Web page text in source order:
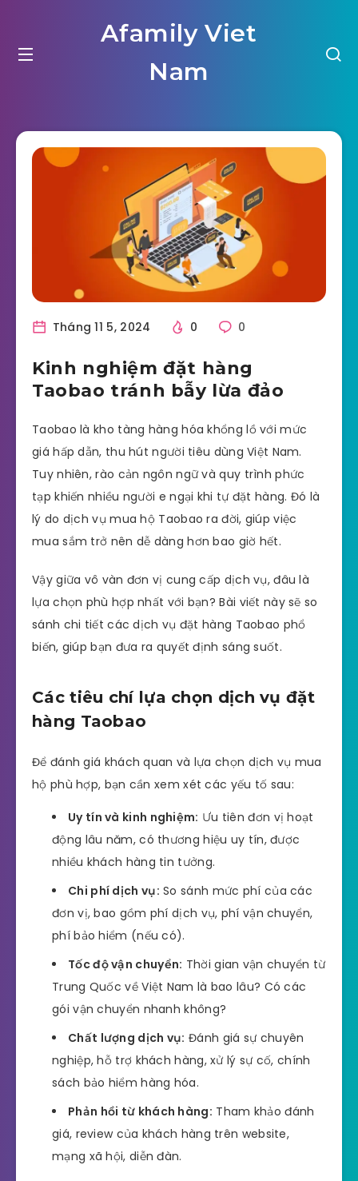
Afamily Viet
Nam
Tháng 11 5, 2024 0 0
Kinh nghiệm đặt hàng
Taobao tránh bẫy lừa đảo
Taobao là kho tàng hàng hóa khổng lồ với mức
giá hấp dẫn, thu hút người tiêu dùng Việt Nam.
Tuy nhiên, rào cản ngôn ngữ và quy trình phức
tạp khiến nhiều người e ngại khi tự đặt hàng. Đó là
lý do dịch vụ mua hộ Taobao ra đời, giúp việc
mua sắm trở nên dễ dàng hơn bao giờ hết.
Vậy giữa vô vàn đơn vị cung cấp dịch vụ, đâu là
lựa chọn phù hợp nhất với bạn? Bài viết này sẽ so
sánh chi tiết các dịch vụ đặt hàng Taobao phổ
biến, giúp bạn đưa ra quyết định sáng suốt.
Các tiêu chí lựa chọn dịch vụ đặt
hàng Taobao
Để đánh giá khách quan và lựa chọn dịch vụ mua
hộ phù hợp, bạn cần xem xét các yếu tố sau:
Uy tín và kinh nghiệm: Ưu tiên đơn vị hoạt
động lâu năm, có thương hiệu uy tín, được
nhiều khách hàng tin tưởng.
Chi phí dịch vụ: So sánh mức phí của các
đơn vị, bao gồm phí dịch vụ, phí vận chuyển,
phí bảo hiểm (nếu có).
Tốc độ vận chuyển: Thời gian vận chuyển từ
Trung Quốc về Việt Nam là bao lâu? Có các
gói vận chuyển nhanh không?
Chất lượng dịch vụ: Đánh giá sự chuyên
nghiệp, hỗ trợ khách hàng, xử lý sự cố, chính
sách bảo hiểm hàng hóa.
Phản hồi từ khách hàng: Tham khảo đánh
giá, review của khách hàng trên website,
mạng xã hội, diễn đàn.